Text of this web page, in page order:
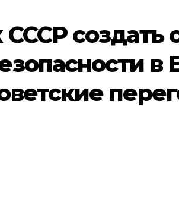
создать
в